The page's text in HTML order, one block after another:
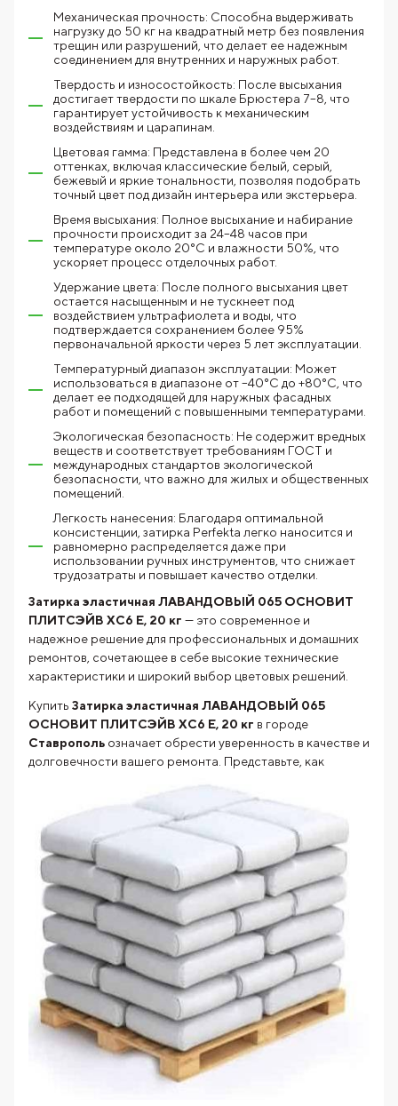
Механическая прочность: Способна выдерживать
нагрузку до 50 кг на квадратный метр без появления
трещин или разрушений, что делает ее надежным
соединением для внутренних и наружных работ.
Твердость и износостойкость: После высыхания
достигает твердости по шкале Брюстера 7–8, что
гарантирует устойчивость к механическим
воздействиям и царапинам.
Цветовая гамма: Представлена в более чем 20
оттенках, включая классические белый, серый,
бежевый и яркие тональности, позволяя подобрать
точный цвет под дизайн интерьера или экстерьера.
Время высыхания: Полное высыхание и набирание
прочности происходит за 24–48 часов при
температуре около 20°C и влажности 50%, что
ускоряет процесс отделочных работ.
Удержание цвета: После полного высыхания цвет
остается насыщенным и не тускнеет под
воздействием ультрафиолета и воды, что
подтверждается сохранением более 95%
первоначальной яркости через 5 лет эксплуатации.
Температурный диапазон эксплуатации: Может
использоваться в диапазоне от –40°C до +80°C, что
делает ее подходящей для наружных фасадных
работ и помещений с повышенными температурами.
Экологическая безопасность: Не содержит вредных
веществ и соответствует требованиям ГОСТ и
международных стандартов экологической
безопасности, что важно для жилых и общественных
помещений.
Легкость нанесения: Благодаря оптимальной
консистенции, затирка Perfekta легко наносится и
равномерно распределяется даже при
использовании ручных инструментов, что снижает
трудозатраты и повышает качество отделки.
Затирка эластичная ЛАВАНДОВЫЙ 065 ОСНОВИТ
ПЛИТСЭЙВ XC6 Е, 20 кг — это современное и
надежное решение для профессиональных и домашних
ремонтов, сочетающее в себе высокие технические
характеристики и широкий выбор цветовых решений.
Купить Затирка эластичная ЛАВАНДОВЫЙ 065
ОСНОВИТ ПЛИТСЭЙВ XC6 Е, 20 кг в городе
Ставрополь означает обрести уверенность в качестве и
долговечности вашего ремонта. Представьте, как